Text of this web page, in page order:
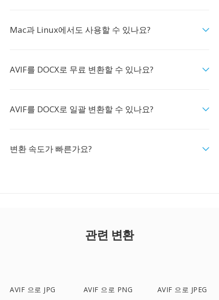
Mac과 Linux에서도 사용할 수 있나요?
AVIF를 DOCX로 무료 변환할 수 있나요?
AVIF를 DOCX로 일괄 변환할 수 있나요?
변환 속도가 빠른가요?
관련 변환
AVIF 으로 JPG AVIF 으로 PNG AVIF 으로 JPEG